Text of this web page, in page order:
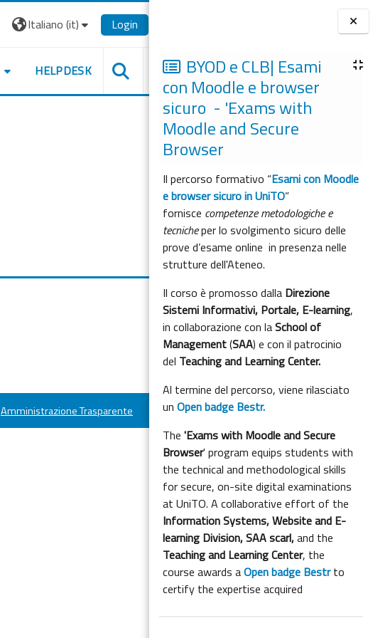
Blocchi
BYOD e CLB| Esami
con Moodle e browser
sicuro - 'Exams with
Moodle and Secure
Browser
Il percorso formativo “Esami con Moodle
e browser sicuro in UniTO”
fornisce competenze metodologiche e
tecnicheper lo svolgimento sicuro delle
prove d’esame online in presenza nelle
strutture dell'Ateneo.
Il corso è promosso dalla Direzione
Sistemi Informativi, Portale, E-learning,
in collaborazione con laSchool of
Management(SAA) e con il patrocinio
del Teaching and Learning Center.
Al termine del percorso, viene rilasciato
unOpen badge Bestr.
The'Exams with Moodle and Secure
Browser' program equips students with
the technical and methodological skills
for secure, on-site digital examinations
at UniTO. A collaborative effort of the
Information Systems, Website and E-
learning Division,SAA scarl,and the
Teaching and Learning Center, the
course awards aOpen badge Bestrto
certify the expertise acquired
Italiano ‎(it)‎ Login
HELPDESK
Amministrazione Trasparente